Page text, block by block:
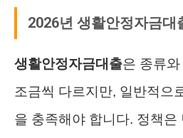
2026년 생활안정자금대
생활안정자금대출은 종류
조금씩 다르지만, 일반적으
을 충족해야 합니다. 정책은